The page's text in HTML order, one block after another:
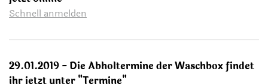
Schnell anmelden
29.01.2019 - Die Abholtermine der Waschbox findet
ihr jetzt unter "Termine"